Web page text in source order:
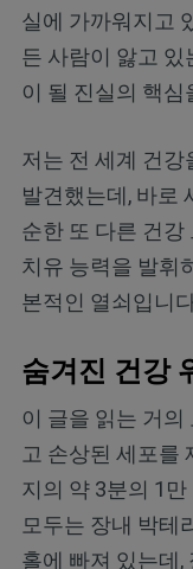
실에 가까워지고
든 사람이 앓고
이 될 진실의 핵
저는 전 세계 건
발견했는데, 바로
순한 또 다른 건
치유 능력을 발휘
본적인 열쇠입니
숨겨진 건강
이 글을 읽는 거
고 손상된 세포를
지의 약 3분의 1
모두는 장내 박테
홀에 빠져 있는데